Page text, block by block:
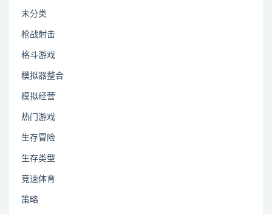
未分类
枪战射击
格斗游戏
模拟器整合
模拟经营
热门游戏
生存冒险
生存类型
竞速体育
策略